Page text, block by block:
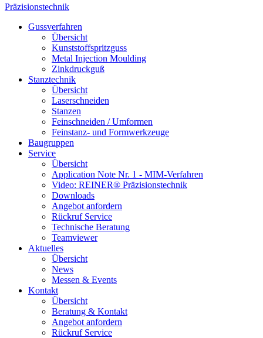
Präzisionstechnik
Gussverfahren
Übersicht
Kunststoffspritzguss
Metal Injection Moulding
Zinkdruckguß
Stanztechnik
Übersicht
Laserschneiden
Stanzen
Feinschneiden / Umformen
Feinstanz- und Formwerkzeuge
Baugruppen
Service
Übersicht
Application Note Nr. 1 - MIM-Verfahren
Video: REINER® Präzisionstechnik
Downloads
Angebot anfordern
Rückruf Service
Technische Beratung
Teamviewer
Aktuelles
Übersicht
News
Messen & Events
Kontakt
Übersicht
Beratung & Kontakt
Angebot anfordern
Rückruf Service